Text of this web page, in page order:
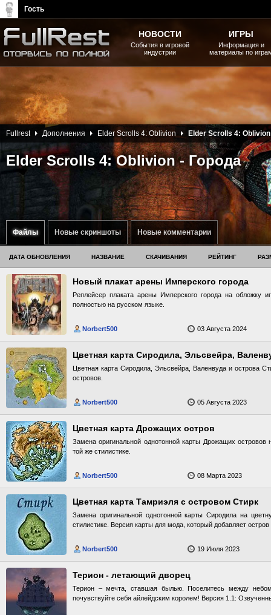
Файлы Новые скриншоты Новые комментарии
Elder Scrolls 4: Oblivion - Города
Fullrest Дополнения Elder Scrolls 4: Oblivion Elder Scrolls 4: Oblivion
ДАТА ОБНОВЛЕНИЯ НАЗВАНИЕ СКАЧИВАНИЯ РЕЙТИНГ
Новый плакат арены Имперского города
Реплейсер плаката арены Имперского города на обложку
полностью на русском языке.
Norbert500 03 Августа 2024
Цветная карта Сиродила, Эльсвейра,
Цветная карта Сиродила, Эльсвейра, Валенвуда и острова
островов.
Norbert500 05 Августа 2023
Цветная карта Дрожащих остров
Замена оригинальной однотонной карты Дрожащих
той же стилистике.
Norbert500 08 Марта 2023
Цветная карта Тамриэля с островом Стирк
Замена оригинальной однотонной карты Сиродила на
стилистике. Версия карты для мода, который добавляет остров
Norbert500 19 Июля 2023
Терион - летающий дворец
Терион – мечта, ставшая былью. Поселитесь между
почувствуйте себя айлейдским королем! Версия 1.1:
Bethesda Softworks - статьи,
новости, дополнения
НОВОСТИ
События в игровой
индустрии
ИГРЫ
Информация и
материалы по
Гость